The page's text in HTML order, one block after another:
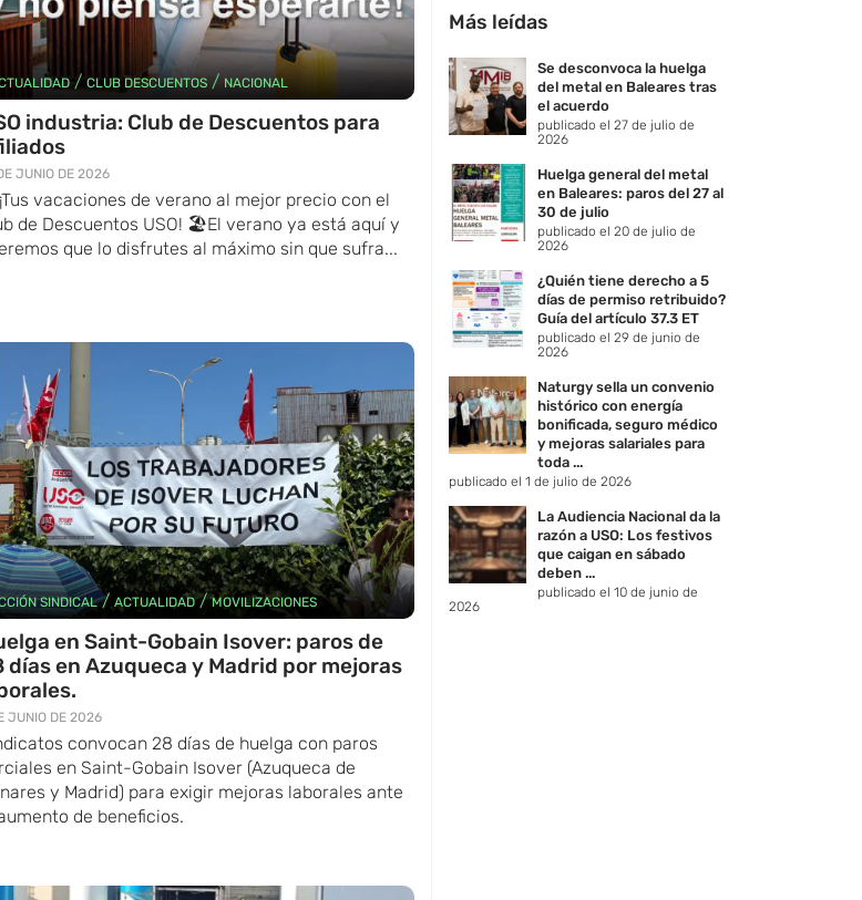
/CLUB DESCUENTOS/ NACIONAL
industria: Club de Descuentos para
JUNIO DE 2026
vacaciones de verano al mejor precio con el
de Descuentos USO! 🏖️El verano ya está aquí y
que lo disfrutes al máximo sin que sufra...
SINDICAL/ ACTUALIDAD/MOVILIZACIONES
en Saint-Gobain Isover: paros de
días en Azuqueca y Madrid por mejoras
JUNIO DE 2026
convocan 28 días de huelga con paros
en Saint-Gobain Isover (Azuqueca de
y Madrid) para exigir mejoras laborales ante
de beneficios.
Más leídas
Se desconvoca la huelga
del metal en Baleares tras
el acuerdo
publicado el 27 de julio de
2026
Huelga general del metal
en Baleares: paros del 27 al
30 de julio
publicado el 20 de julio de
2026
¿Quién tiene derecho a 5
días de permiso retribuido?
Guía del artículo 37.3 ET
publicado el 29 de junio de
2026
Naturgy sella un convenio
histórico con energía
bonificada, seguro médico
y mejoras salariales para
toda ...
publicado el 1 de julio de 2026
La Audiencia Nacional da la
razón a USO: Los festivos
que caigan en sábado
deben ...
publicado el 10 de junio de
2026